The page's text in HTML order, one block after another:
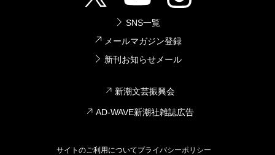
SNS一覧
メールマガジン登録
新刊お知らせメール
新潮文芸振興会
AD-WAVE新潮社雑誌広告
サイトのご利用についてプライバシーポリシー